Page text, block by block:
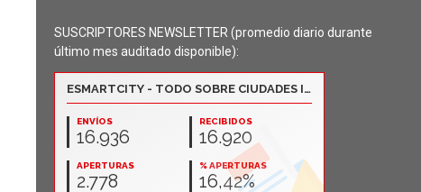
SUSCRIPTORES NEWSLETTER (promedio diario durante
último mes auditado disponible):